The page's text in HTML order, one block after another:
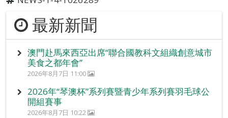
最新新聞
澳門赴馬來西亞出席“聯合國教科文組織創意城市
美食之都年會”
2026年8月7日 11:00
2026年“琴澳杯”系列賽暨青少年系列賽羽毛球公
開組賽事
2026年8月7日 10:22